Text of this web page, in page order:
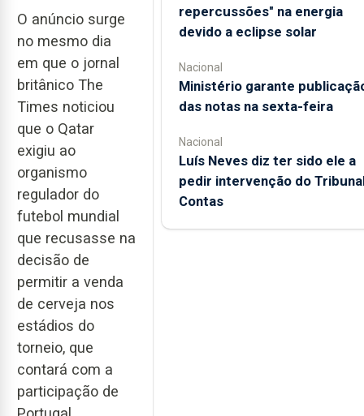
O anúncio surge
no mesmo dia
em que o jornal
britânico The
Times noticiou
que o Qatar
exigiu ao
organismo
regulador do
futebol mundial
que recusasse na
decisão de
permitir a venda
de cerveja nos
estádios do
torneio, que
contará com a
participação de
repercussões" na energia
devido a eclipse solar
Nacional
Ministério garante
das notas na sexta-feira
Nacional
Luís Neves diz ter sido ele a
pedir intervenção do
Contas